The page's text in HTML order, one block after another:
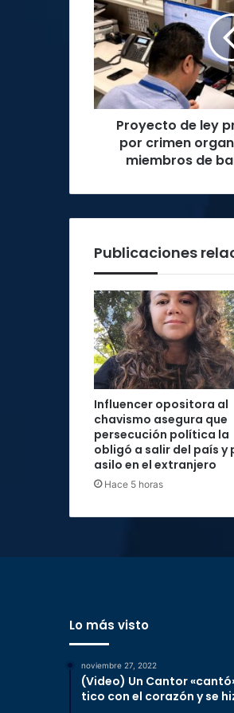
ley
pretende
procesar
por
crimen
organizado
a
menores
miembros
criminales
Proyecto de ley
por crimen
miembros de
Publicaciones
Influencer opositora al
chavismo asegura que
persecución política la
obligó a salir del país y
asilo en el extranjero
Hace 5 horas
Lo más visto
noviembre 27, 2022
(Video) Un Cantor
tico con el corazón y se